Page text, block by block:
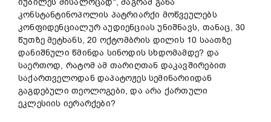
კონსტანტინოპოლის პატრიარქი მოწვეულებს
კონფიდენციალურ აუდიენციას უნიშნავს, თანაც, 30
წუთზე მეტხანს, 20 ოქტომბრის დილის 10 საათზე
დანიშნული წმინდა სინოდის სხდომამდე? და
საერთოდ, რატომ ამ თარიღთან დაკავშირებით
საქართველოდან დაპატოჟეს სემინარიიდან
გაგდებული თეოლოგები, და არა ქართული
ეკლესიის იერარქები?